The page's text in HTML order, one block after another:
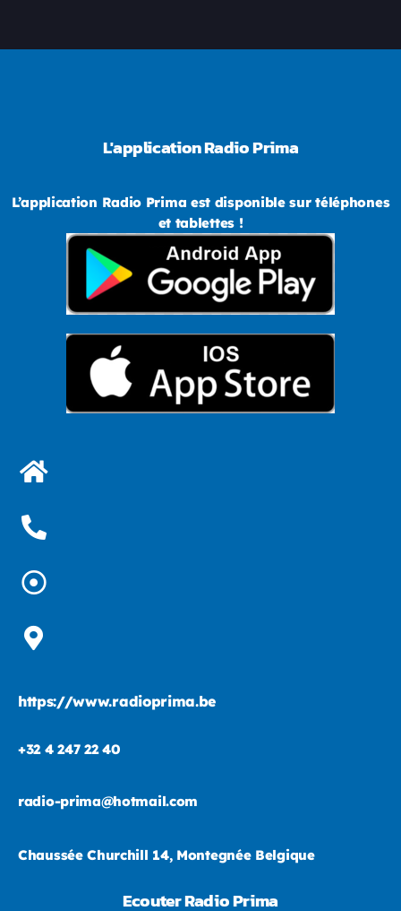
L'application Radio Prima
L’application Radio Prima est disponible sur téléphones
et tablettes !
https://www.radioprima.be
+32 4 247 22 40
radio-prima@hotmail.com
Chaussée Churchill 14, Montegnée Belgique
Ecouter Radio Prima